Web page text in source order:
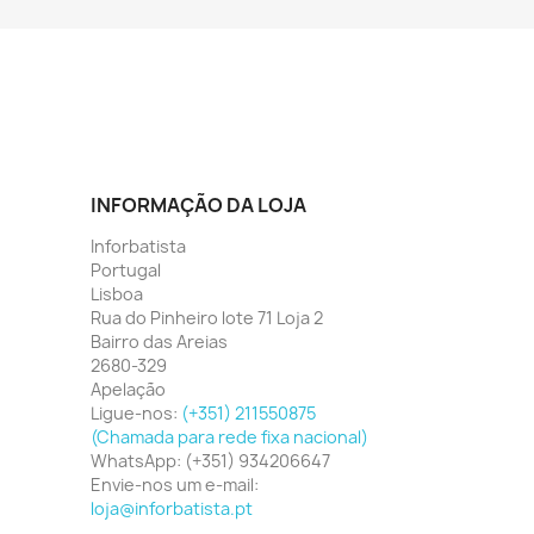
INFORMAÇÃO DA LOJA
Inforbatista
Portugal
Lisboa
Rua do Pinheiro lote 71 Loja 2
Bairro das Areias
2680-329
Apelação
Ligue-nos: (+351) 211550875
(Chamada para rede fixa nacional)
WhatsApp: (+351) 934206647
Envie-nos um e-mail:
loja@inforbatista.pt